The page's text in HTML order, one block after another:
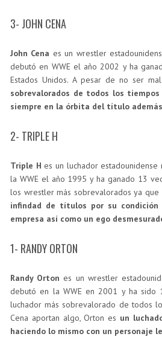
3- JOHN CENA
John Cena es un wrestler
debutó en WWE el año 2002 y ha
Estados Unidos. A pesar de no ser
sobrevalorados de todos los
siempre en la órbita del título
2- TRIPLE H
Triple H es un luchador
la WWE el año 1995 y ha ganado 13
los wrestler más sobrevalorados ya que
infindad de títulos por su
empresa así como un ego
1- RANDY ORTON
Randy Orton es un wrestler
debutó en la WWE en 2001 y ha sido
luchador más sobrevalorado de todos
Cena aportan algo, Orton es un
haciendo lo mismo con un personaje